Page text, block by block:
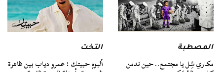
المصطبة
مكاري شِل يا مجتمع.. حين ندمن
التخت
ألبوم حبيتك : عمرو دياب بين ظاهرة